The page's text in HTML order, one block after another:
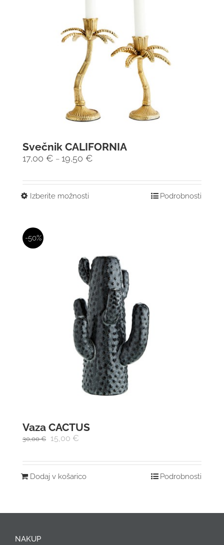
Svečnik CALIFORNIA
17,00 € – 19,50 €
Izberite možnosti Podrobnosti
-50%
Vaza CACTUS
30,00€ 15,00 €
Dodaj v košarico Podrobnosti
NAKUP